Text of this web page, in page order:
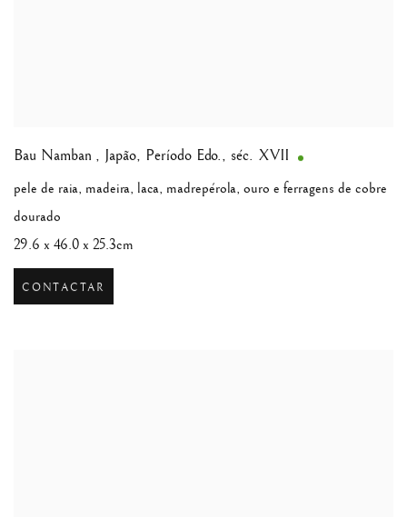
Bau Namban , Japão, Período Edo., séc. XVII
pele de raia, madeira, laca, madrepérola, ouro e ferragens de cobre
dourado
29.6 x 46.0 x 25.3cm
CONTACTAR